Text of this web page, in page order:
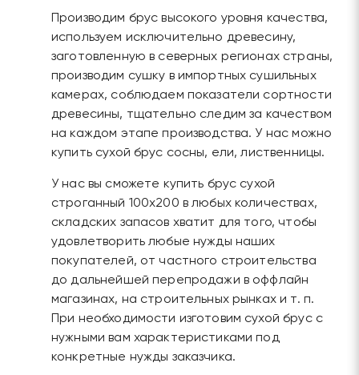
Производим брус высокого уровня качества,
используем исключительно древесину,
заготовленную в северных регионах страны,
производим сушку в импортных сушильных
камерах, соблюдаем показатели сортности
древесины, тщательно следим за качеством
на каждом этапе производства. У нас можно
купить сухой брус сосны, ели, лиственницы.
У нас вы сможете купить брус сухой
строганный 100х200 в любых количествах,
складских запасов хватит для того, чтобы
удовлетворить любые нужды наших
покупателей, от частного строительства
до дальнейшей перепродажи в оффлайн
магазинах, на строительных рынках и т. п.
При необходимости изготовим сухой брус с
нужными вам характеристиками под
конкретные нужды заказчика.